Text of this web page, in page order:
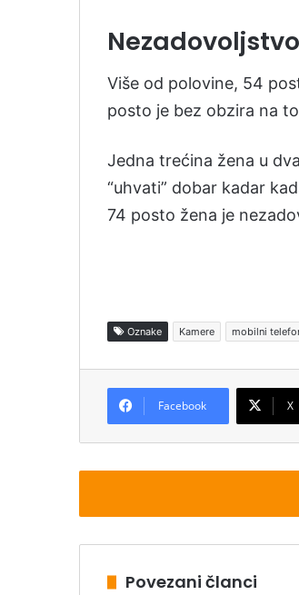
Više od polovine, 54
posto je bez obzira na
Jedna trećina žena u
“uhvati” dobar kadar
74 posto žena je
Oznake Kamere mobilni
Facebook X
Povezani članci